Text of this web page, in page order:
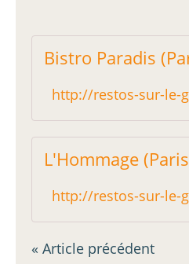
« Article précédent